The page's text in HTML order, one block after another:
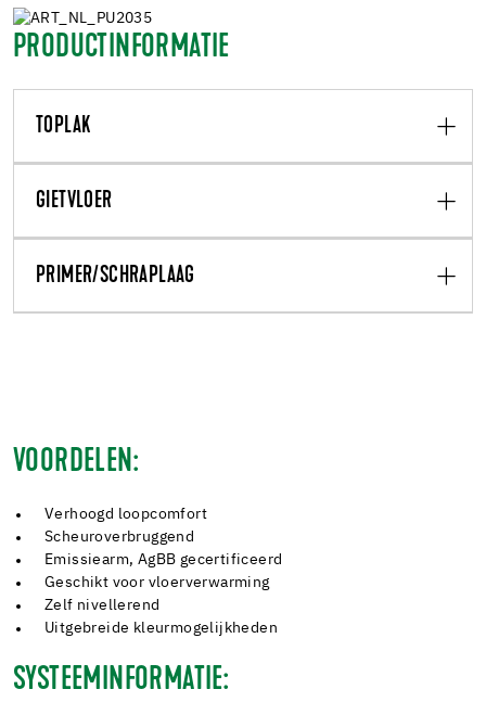
PRODUCTINFORMATIE
TOPLAK
GIETVLOER
PRIMER/SCHRAPLAAG
VOORDELEN:
Verhoogd loopcomfort
Scheuroverbruggend
Emissiearm, AgBB gecertificeerd
Geschikt voor vloerverwarming
Zelf nivellerend
Uitgebreide kleurmogelijkheden
SYSTEEMINFORMATIE: